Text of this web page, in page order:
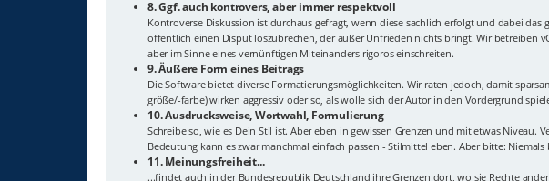
8. Ggf. auch kontrovers, aber immer respektvoll
Kontroverse Diskussion ist durchaus gefragt, wenn diese sachlich erfolgt und dabei
öffentlich einen Disput loszubrechen, der außer Unfrieden nichts bringt. Wir betreiben
aber im Sinne eines vernünftigen Miteinanders rigoros einschreiten.
9. Äußere Form eines Beitrags
Die Software bietet diverse Formatierungsmöglichkeiten. Wir raten jedoch, damit
größe/-farbe) wirken aggressiv oder so, als wolle sich der Autor in den Vordergrund
10. Ausdrucksweise, Wortwahl, Formulierung
Schreibe so, wie es Dein Stil ist. Aber eben in gewissen Grenzen und mit etwas
Bedeutung kann es zwar manchmal einfach passen - Stilmittel eben. Aber bitte:
11. Meinungsfreiheit...
...findet auch in der Bundesrepublik Deutschland ihre Grenzen dort, wo sie Rechte